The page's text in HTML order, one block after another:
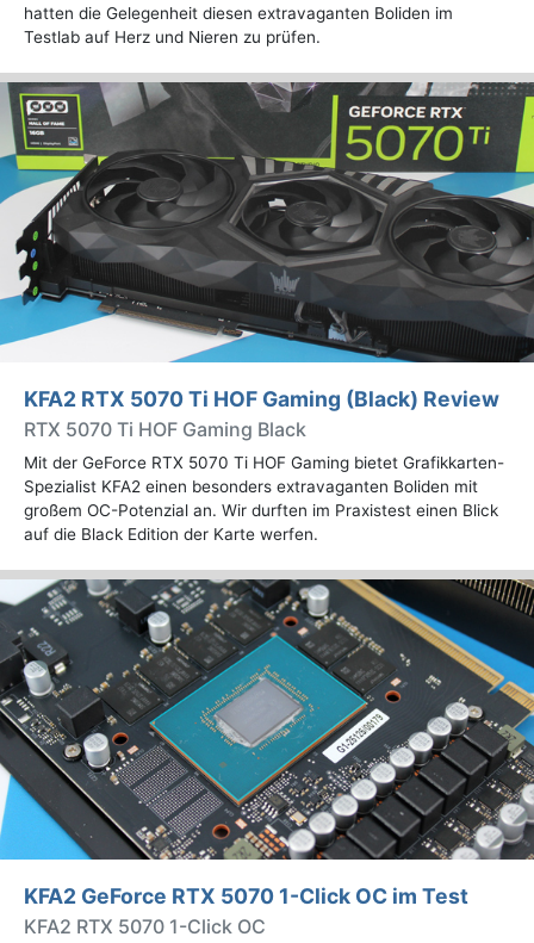
hatten die Gelegenheit diesen extravaganten Boliden im
Testlab auf Herz und Nieren zu prüfen.
KFA2 RTX 5070 Ti HOF Gaming (Black) Review
RTX 5070 Ti HOF Gaming Black
Mit der GeForce RTX 5070 Ti HOF Gaming bietet Grafikkarten-
Spezialist KFA2 einen besonders extravaganten Boliden mit
großem OC-Potenzial an. Wir durften im Praxistest einen Blick
auf die Black Edition der Karte werfen.
KFA2 GeForce RTX 5070 1-Click OC im Test
KFA2 RTX 5070 1-Click OC